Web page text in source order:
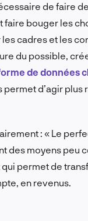
de faire
bouger les
cadres et les
du possible,
de données
d’agir
: « Le
des moyens peu
permet de
en revenus.